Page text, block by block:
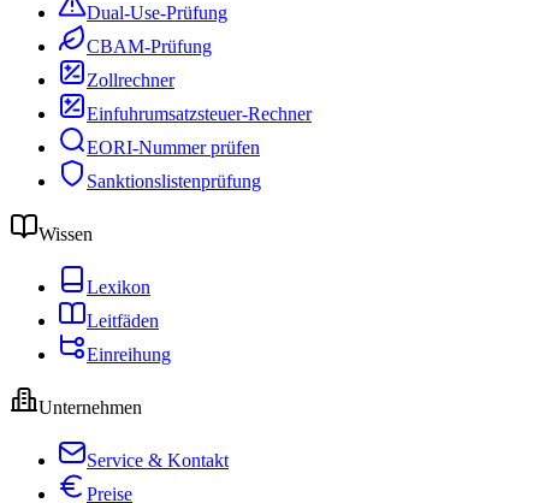
Dual-Use-Prüfung
CBAM-Prüfung
Zollrechner
Einfuhrumsatzsteuer-Rechner
EORI-Nummer prüfen
Sanktionslistenprüfung
Wissen
Lexikon
Leitfäden
Einreihung
Unternehmen
Service & Kontakt
Preise